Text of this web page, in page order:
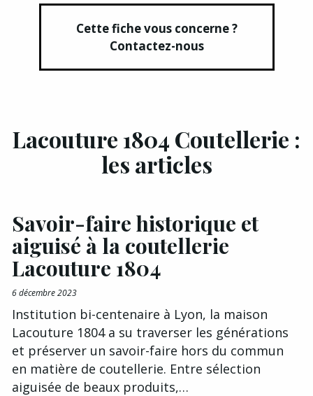
Cette fiche vous concerne ?
Contactez-nous
Lacouture 1804 Coutellerie :
les articles
Savoir-faire historique et
aiguisé à la coutellerie
Lacouture 1804
6 décembre 2023
Institution bi-centenaire à Lyon, la maison
Lacouture 1804 a su traverser les générations
et préserver un savoir-faire hors du commun
en matière de coutellerie. Entre sélection
aiguisée de beaux produits,…